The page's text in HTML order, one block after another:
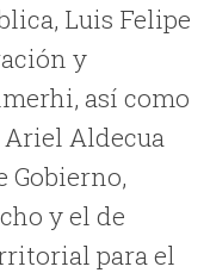
Luis Felipe
y
así como
Ariel Aldecua
Gobierno,
y el de
para el